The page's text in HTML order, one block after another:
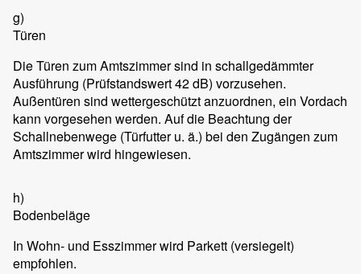
g)
Türen
Die Türen zum Amtszimmer sind in schallgedämmter
Ausführung (Prüfstandswert 42 dB) vorzusehen.
Außentüren sind wettergeschützt anzuordnen, ein Vordach
kann vorgesehen werden. Auf die Beachtung der
Schallnebenwege (Türfutter u. ä.) bei den Zugängen zum
Amtszimmer wird hingewiesen.
h)
Bodenbeläge
In Wohn- und Esszimmer wird Parkett (versiegelt)
empfohlen.